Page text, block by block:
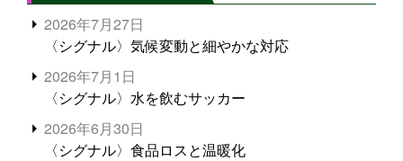
2026年7月27日
〈シグナル〉気候変動と細やかな対応
2026年7月1日
〈シグナル〉水を飲むサッカー
2026年6月30日
〈シグナル〉食品ロスと温暖化